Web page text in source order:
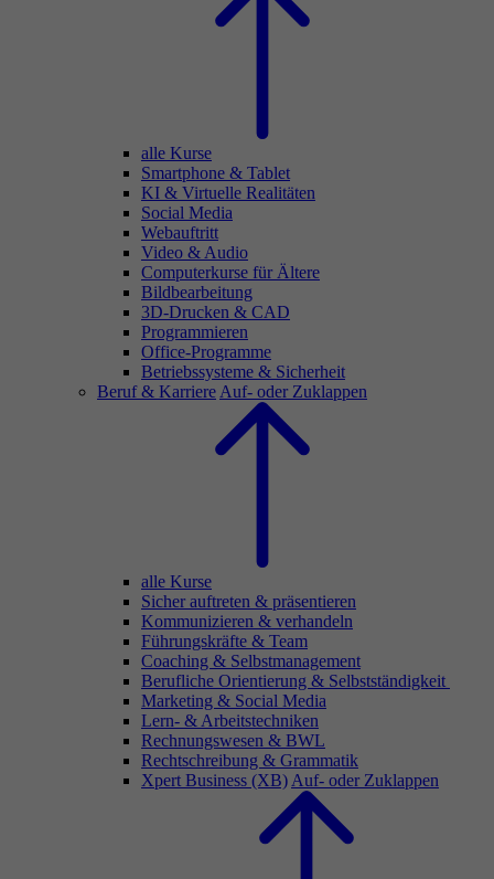
alle Kurse
Smartphone & Tablet
KI & Virtuelle Realitäten
Social Media
Webauftritt
Video & Audio
Computerkurse für Ältere
Bildbearbeitung
3D-Drucken & CAD
Programmieren
Office-Programme
Betriebssysteme & Sicherheit
Beruf & Karriere Auf- oder Zuklappen
alle Kurse
Sicher auftreten & präsentieren
Kommunizieren & verhandeln
Führungskräfte & Team
Coaching & Selbstmanagement
Berufliche Orientierung & Selbstständigkeit
Marketing & Social Media
Lern- & Arbeitstechniken
Rechnungswesen & BWL
Rechtschreibung & Grammatik
Xpert Business (XB) Auf- oder Zuklappen